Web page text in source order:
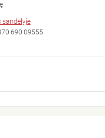
690 09555